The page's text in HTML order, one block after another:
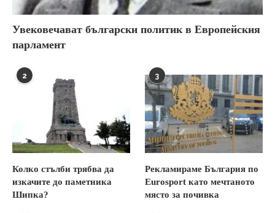
Увековечават български политик в Европейския
парламент
2
Колко стълби трябва да
изкачите до паметника
Шипка?
3
Рекламираме България по
Eurosport като мечтаното
място за почивка